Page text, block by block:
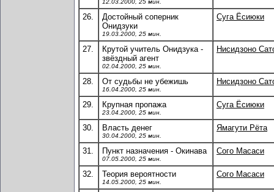
12.03.2000, 25 мин.
26.
Достойный соперник
Онидзуки
19.03.2000, 25 мин.
Суга Ёсиюки
27.
Крутой учитель Онидзука -
звёздный агент
02.04.2000, 25 мин.
Нисидзоно
28. От судьбы не убежишь
16.04.2000, 25 мин.
Нисидзоно
29. Крупная пропажа
23.04.2000, 25 мин.
Суга Ёсиюки
30. Власть денег
30.04.2000, 25 мин.
Ямагути Рёта
31. Пункт назначения - Окинава
07.05.2000, 25 мин.
Сого Масаси
32. Теория вероятности
14.05.2000, 25 мин.
Сого Масаси